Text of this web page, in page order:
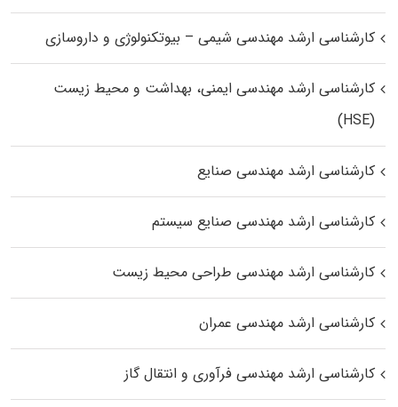
کارشناسی ارشد مهندسی شیمی – بیوتکنولوژی و داروسازی
کارشناسی ارشد مهندسی ایمنی، بهداشت و محیط زیست
(HSE)
کارشناسی ارشد مهندسی صنایع
کارشناسی ارشد مهندسی صنایع سیستم
کارشناسی ارشد مهندسی طراحی محیط زیست
کارشناسی ارشد مهندسی عمران
کارشناسی ارشد مهندسی فرآوری و انتقال گاز